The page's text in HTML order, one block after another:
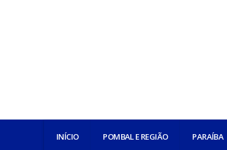
INÍCIO POMBAL E REGIÃO PARAÍBA